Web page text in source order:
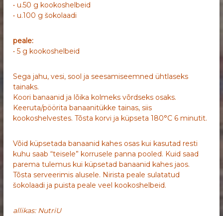
• u.50 g kookoshelbeid
• u.100 g šokolaadi
peale:
• 5 g kookoshelbeid
Sega jahu, vesi, sool ja seesamiseemned ühtlaseks
tainaks.
Koori banaanid ja lõika kolmeks võrdseks osaks.
Keeruta/pöörita banaanitükke tainas, siis
kookoshelvestes. Tõsta korvi ja küpseta 180°C 6 minutit.
Võid küpsetada banaanid kahes osas kui kasutad resti
kuhu saab “teisele” korrusele panna pooled. Kuid saad
parema tulemus kui küpsetad banaanid kahes jaos.
Tõsta serveerimis alusele. Nirista peale sulatatud
šokolaadi ja puista peale veel kookoshelbeid.
allikas: NutriU